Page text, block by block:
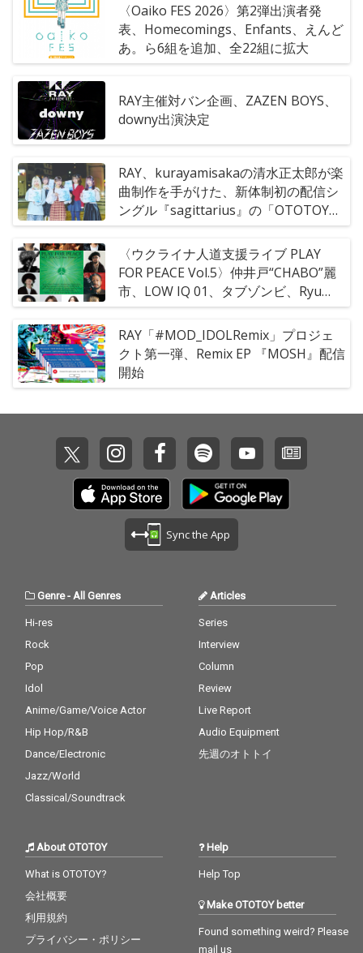
〈Oaiko FES 2026〉第2弾出演者発
表、Homecomings、Enfants、えんど
あ。ら6組を追加、全22組に拡大
RAY主催対バン企画、ZAZEN BOYS、
downy出演決定
RAY、kurayamisakaの清水正太郎が楽
曲制作を手がけた、新体制初の配信シ
ングル『sagittarius』の「OTOTOY限
定パッケージ」の販売が決定
〈ウクライナ人道支援ライブ PLAY
FOR PEACE Vol.5〉仲井戸“CHABO”麗
市、LOW IQ 01、タブゾンビ、Ryu
Matsuyama solo出演決定
RAY「#MOD_IDOLRemix」プロジェ
クト第一弾、Remix EP 『MOSH』配信
開始
Sync the App
Genre-All Genres
Hi-res
Rock
Pop
Idol
Anime/Game/Voice Actor
Hip Hop/R&B
Dance/Electronic
Jazz/World
Classical/Soundtrack
Articles
Series
Interview
Column
Review
Live Report
Audio Equipment
先週のオトトイ
About OTOTOY
What is OTOTOY?
会社概要
利用規約
プライバシー・ポリシー
Help
Help Top
Make OTOTOY better
Found something weird? Please
mail us